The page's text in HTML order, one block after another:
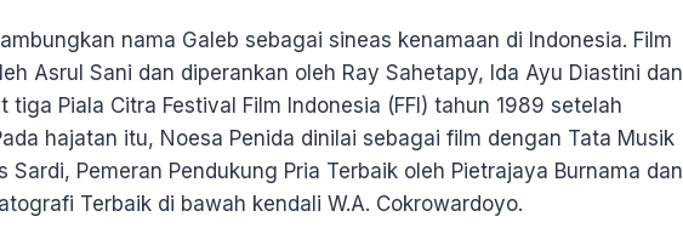
nama Galeb sebagai sineas kenamaan di Indonesia. Film
Asrul Sani dan diperankan oleh Ray Sahetapy, Ida Ayu Diastini dan
tiga Piala Citra Festival Film Indonesia (FFI) tahun 1989 setelah
hajatan itu, Noesa Penida dinilai sebagai film dengan Tata Musik
Sardi, Pemeran Pendukung Pria Terbaik oleh Pietrajaya Burnama dan
Terbaik di bawah kendali W.A. Cokrowardoyo.